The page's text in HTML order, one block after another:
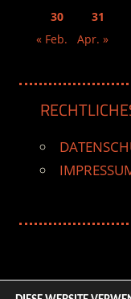
30
31
« Feb.
Apr. »